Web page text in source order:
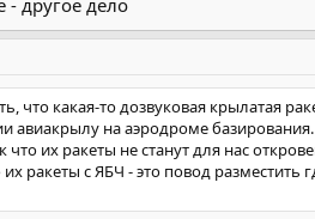
другое дело
что какая-то дозвуковая крылатая
авиакрылу на аэродроме
их ракеты не станут для нас
ракеты с ЯБЧ - это повод разместить